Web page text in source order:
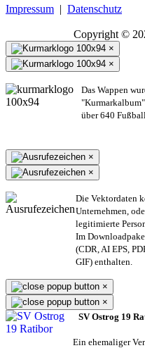
Impressum | Datenschutz
Copyright ©
×
×
Das Wappen
über 640
×
×
Die Vektordaten
Unternehmen,
legitimierte
Im
(CDR, AI EPS,
GIF) enthalten.
×
×
SV Ostrog 19
Ein ehemaliger